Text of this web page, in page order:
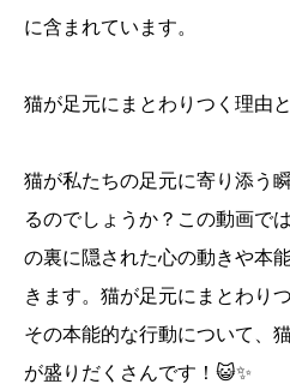
つ
理
由
個
に含まれています。
猫が足元にまとわりつく理由
猫が私たちの足元に寄り添う
るのでしょうか？この動画で
の裏に隠された心の動きや本
きます。猫が足元にまとわり
その本能的な行動について、
が盛りだくさんです！😺✨